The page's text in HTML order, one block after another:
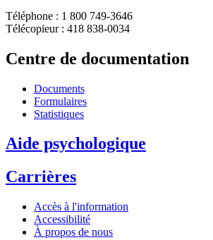
Téléphone : 1 800 749-3646
Télécopieur : 418 838-0034
Centre de documentation
Documents
Formulaires
Statistiques
Aide psychologique
Carrières
Accès à l'information
Accessibilité
À propos de nous